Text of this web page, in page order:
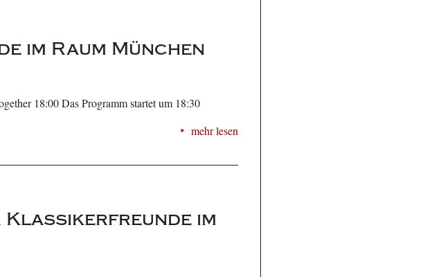
im Raum München
18:00 Das Programm startet um 18:30
mehr lesen
im